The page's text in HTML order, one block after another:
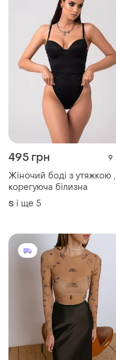
495 грн 9
Жіночий боді з утяжкою ,
корегуюча білизна
S і ще 5